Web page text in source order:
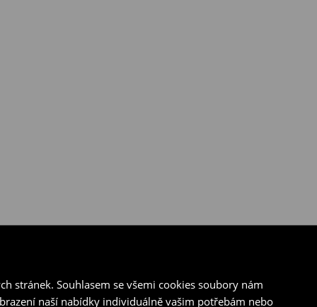
stránek. Souhlasem se všemi cookies soubory nám
naší nabídky individuálně vašim potřebám nebo